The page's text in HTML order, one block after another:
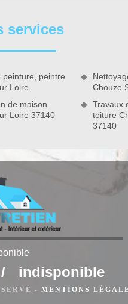
salle de bain.
au service pour assurer
Entreprise travaux
à l’italienne avec des
avez besoin de mettre en
services
peinture, peintre
Loire
de maison
Loire 37140
Chouze
Travaux
toiture
/ indisponible
- MENTIONS